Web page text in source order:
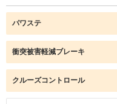
パワステ
衝突被害軽減ブレーキ
クルーズコントロール